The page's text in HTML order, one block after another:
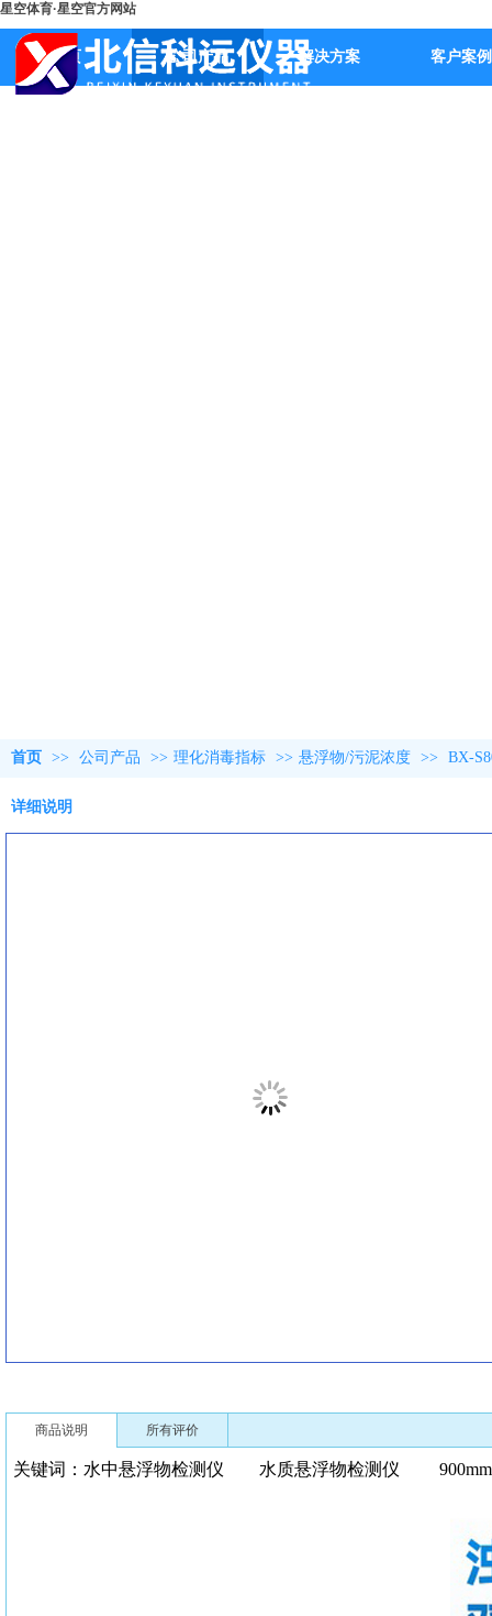
星空体育·星空官方网站
首页 公司产品 解决方案 客户案例
首页 >> 公司产品 >> 理化消毒指标 >> 悬浮物/污泥浓度 >> BX-
详细说明
商品说明 所有评价
关键词：水中悬浮物检测仪 水质悬浮物检测仪